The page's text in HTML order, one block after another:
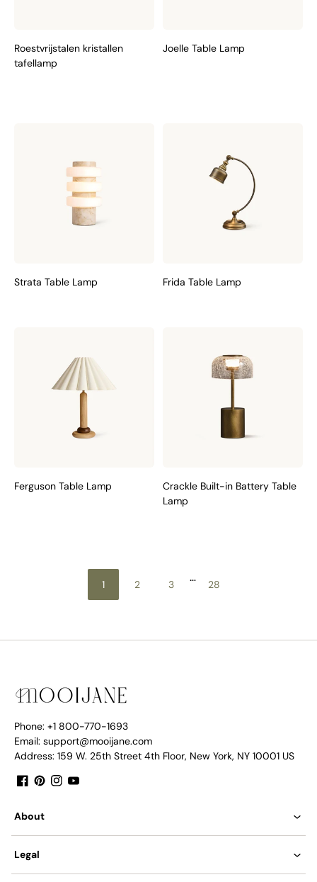
Roestvrijstalen kristallen
tafellamp
Joelle Table Lamp
Strata Table Lamp Frida Table Lamp
Ferguson Table Lamp
Crackle Built-in Battery Table
Lamp
1 2 3 … 28
Phone: +1 800-770-1693
Email: support@mooijane.com
Address: 159 W. 25th Street 4th Floor, New York, NY 10001 US
About
Legal